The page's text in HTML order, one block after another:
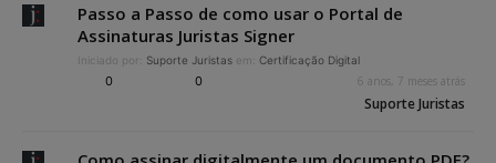
Passo a Passo de como usar o Portal de
Assinaturas Juristas Signer
Iniciado por: Suporte Juristas em: Certificação Digital
0 0 6 anos, 7 meses atrás
Suporte Juristas